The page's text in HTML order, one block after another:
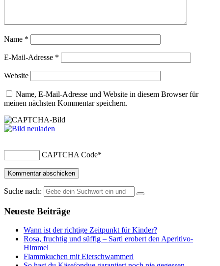
Name *
E-Mail-Adresse *
Website
Name, E-Mail-Adresse und Website in diesem Browser für
meinen nächsten Kommentar speichern.
CAPTCHA Code*
Suche nach:
Neueste Beiträge
Wann ist der richtige Zeitpunkt für Kinder?
Rosa, fruchtig und süffig – Sarti erobert den Aperitivo-
Himmel
Flammkuchen mit Eierschwammerl